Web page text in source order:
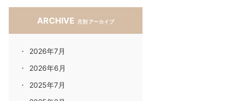
ARCHIVE 月別 アーカイブ
2026年7月
2026年6月
2025年7月